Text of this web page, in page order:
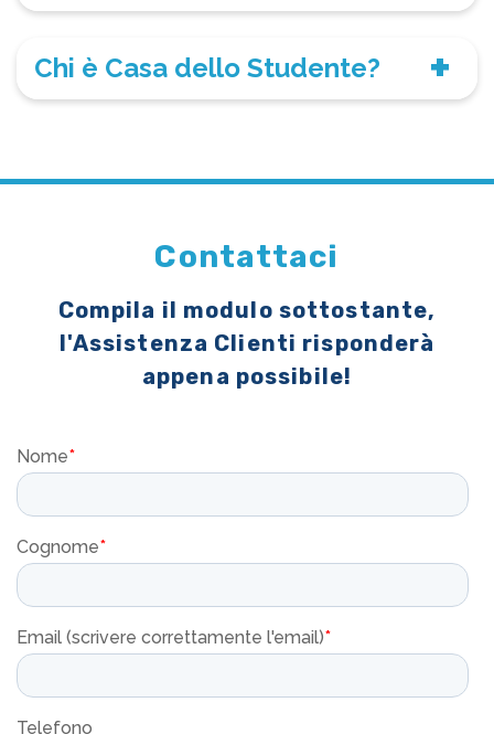
Chi è Casa dello Studente?
Contattaci
Compila il modulo sottostante,
l'Assistenza Clienti risponderà
appena possibile!